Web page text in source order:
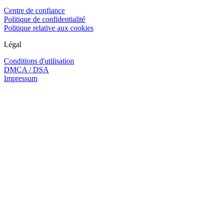
Centre de confiance
Politique de confidentialité
Politique relative aux cookies
Légal
Conditions d'utilisation
DMCA / DSA
Impressum